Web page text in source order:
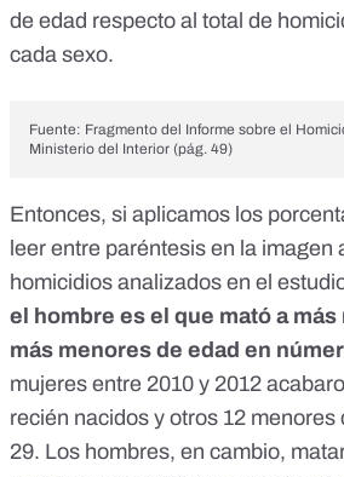
de edad respecto al total de
cada sexo.
Fuente: Fragmento del Informe sobre el
Ministerio del Interior (pág. 49)
Entonces, si aplicamos los
leer entre paréntesis en la imagen
homicidios analizados en el
el hombre es el que mató a
más menores de edad en
mujeres entre 2010 y 2012
recién nacidos y otros 12 menores
29. Los hombres, en cambio,